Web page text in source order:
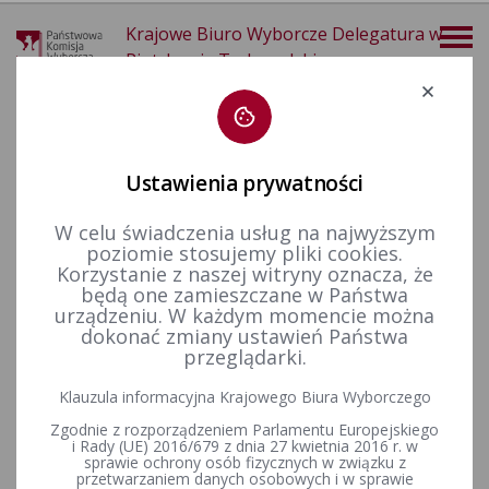
Krajowe Biuro Wyborcze Delegatura w
Piotrkowie Trybunalskim
Wybory samorządowe i referenda lokalne Wybory i referenda w toku kadencji
Kadencja 2014-2018
Wybory uzupełniające
Wybory uzupełniające do Rady Miejskiej w Opocznie w okręgu wyborczym nr 21 zarządzone na dzień 8 października 2017 r.
Wybory uzupełniające do Rady
Miejskiej w Opocznie w okręgu
wyborczym nr 21 zarządzone
Ustawienia prywatności
W celu świadczenia usług na najwyższym
poziomie stosujemy pliki cookies.
Korzystanie z naszej witryny oznacza, że
będą one zamieszczane w Państwa
urządzeniu. W każdym momencie można
dokonać zmiany ustawień Państwa
przeglądarki.
Klauzula informacyjna Krajowego Biura Wyborczego
Zgodnie z rozporządzeniem Parlamentu Europejskiego
i Rady (UE) 2016/679 z dnia 27 kwietnia 2016 r. w
sprawie ochrony osób fizycznych w związku z
przetwarzaniem danych osobowych i w sprawie